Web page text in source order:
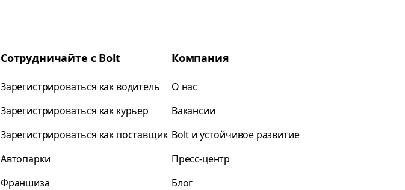
Сотрудничайте с Bolt
Зарегистрироваться как водитель
Зарегистрироваться как курьер
Зарегистрироваться как поставщик
Автопарки
Франшиза
Компания
О нас
Вакансии
Bolt и устойчивое развитие
Пресс-центр
Блог